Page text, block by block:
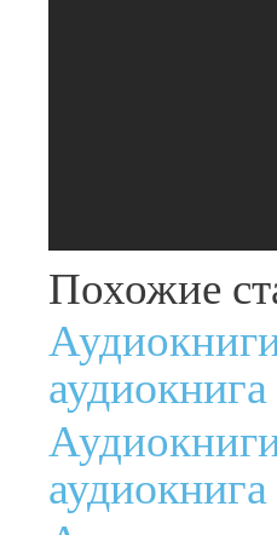
Похожие
аудиокнига
аудиокнига